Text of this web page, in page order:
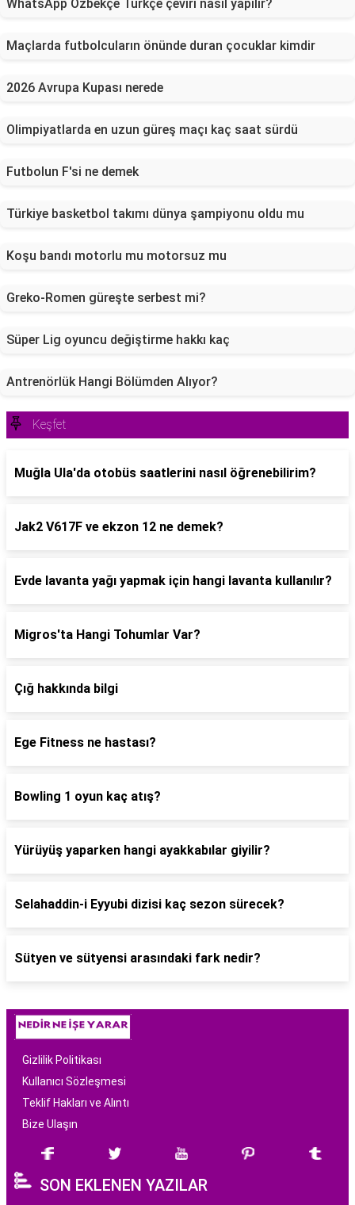
WhatsApp Özbekçe Türkçe çeviri nasıl yapılır?
Maçlarda futbolcuların önünde duran çocuklar kimdir
2026 Avrupa Kupası nerede
Olimpiyatlarda en uzun güreş maçı kaç saat sürdü
Futbolun F'si ne demek
Türkiye basketbol takımı dünya şampiyonu oldu mu
Koşu bandı motorlu mu motorsuz mu
Greko-Romen güreşte serbest mi?
Süper Lig oyuncu değiştirme hakkı kaç
Antrenörlük Hangi Bölümden Alıyor?
Keşfet
Muğla Ula'da otobüs saatlerini nasıl öğrenebilirim?
Jak2 V617F ve ekzon 12 ne demek?
Evde lavanta yağı yapmak için hangi lavanta kullanılır?
Migros'ta Hangi Tohumlar Var?
Çığ hakkında bilgi
Ege Fitness ne hastası?
Bowling 1 oyun kaç atış?
Yürüyüş yaparken hangi ayakkabılar giyilir?
Selahaddin-i Eyyubi dizisi kaç sezon sürecek?
Sütyen ve sütyensi arasındaki fark nedir?
Gizlilik Politikası
Kullanıcı Sözleşmesi
Teklif Hakları ve Alıntı
Bize Ulaşın
SON EKLENEN YAZILAR